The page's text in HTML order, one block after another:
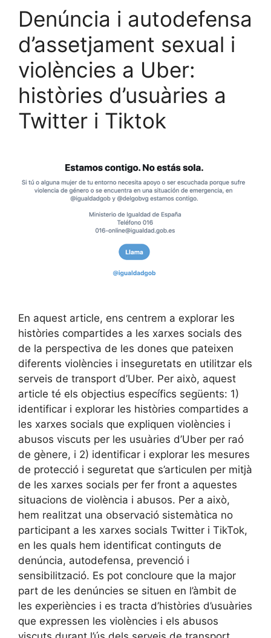
b
o
o
k
k
y
dI
n
ar
te
ix
Denúncia i autodefensa
d’assetjament sexual i
violències a Uber:
històries d’usuàries a
Twitter i Tiktok
En aquest article, ens centrem a explorar les
històries compartides a les xarxes socials des
de la perspectiva de les dones que pateixen
diferents violències i inseguretats en utilitzar els
serveis de transport d’Uber. Per això, aquest
article té els objectius específics següents: 1)
identificar i explorar les històries compartides a
les xarxes socials que expliquen violències i
abusos viscuts per les usuàries d’Uber per raó
de gènere, i 2) identificar i explorar les mesures
de protecció i seguretat que s’articulen per mitjà
de les xarxes socials per fer front a aquestes
situacions de violència i abusos. Per a això,
hem realitzat una observació sistemàtica no
participant a les xarxes socials Twitter i TikTok,
en les quals hem identificat continguts de
denúncia, autodefensa, prevenció i
sensibilització. Es pot concloure que la major
part de les denúncies se situen en l’àmbit de
les experiències i es tracta d’històries d’usuàries
que expressen les violències i els abusos